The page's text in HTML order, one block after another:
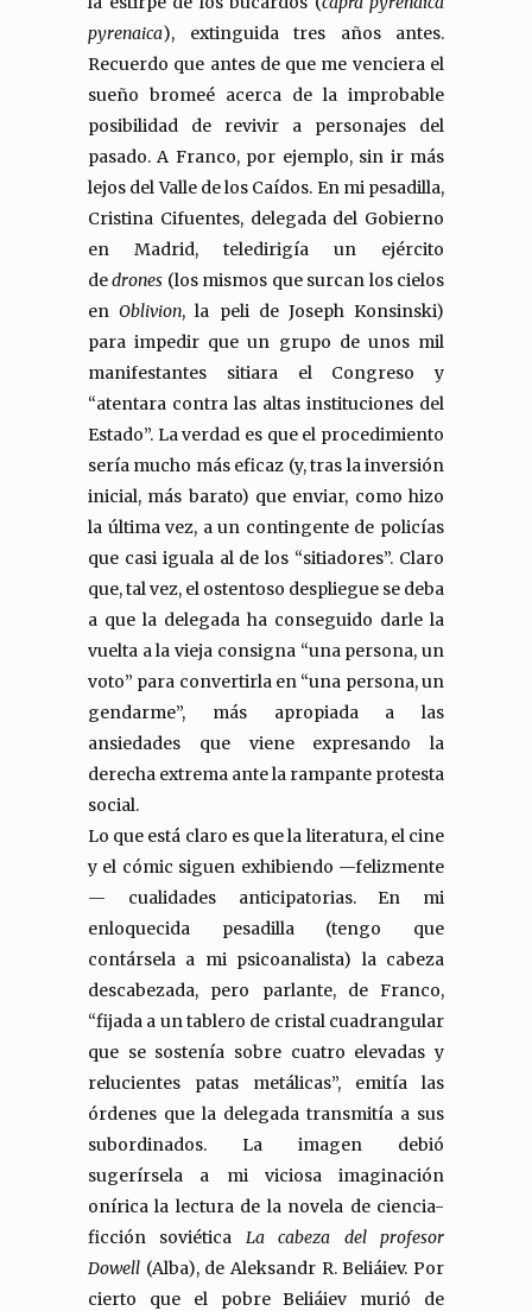
pyrenaica), extinguida tres años antes.
Recuerdo que antes de que me venciera el
sueño bromeé acerca de la improbable
posibilidad de revivir a personajes del
pasado. A Franco, por ejemplo, sin ir más
lejos del Valle de los Caídos. En mi pesadilla,
Cristina Cifuentes, delegada del Gobierno
en Madrid, teledirigía un ejército
dedrones (los mismos que surcan los cielos
enOblivion, la peli de Joseph Konsinski)
para impedir que un grupo de unos mil
manifestantes sitiara el Congreso y
“atentara contra las altas instituciones del
Estado”. La verdad es que el procedimiento
sería mucho más eficaz (y, tras la inversión
inicial, más barato) que enviar, como hizo
la última vez, a un contingente de policías
que casi iguala al de los “sitiadores”. Claro
que, tal vez, el ostentoso despliegue se deba
a que la delegada ha conseguido darle la
vuelta a la vieja consigna “una persona, un
voto” para convertirla en “una persona, un
gendarme”, más apropiada a las
ansiedades que viene expresando la
derecha extrema ante la rampante protesta
social.
Lo que está claro es que la literatura, el cine
y el cómic siguen exhibiendo —felizmente
— cualidades anticipatorias. En mi
enloquecida pesadilla (tengo que
contársela a mi psicoanalista) la cabeza
descabezada, pero parlante, de Franco,
“fijada a un tablero de cristal cuadrangular
que se sostenía sobre cuatro elevadas y
relucientes patas metálicas”, emitía las
órdenes que la delegada transmitía a sus
subordinados. La imagen debió
sugerírsela a mi viciosa imaginación
onírica la lectura de la novela de ciencia-
ficción soviética La cabeza del profesor
Dowell (Alba), de Aleksandr R. Beliáiev. Por
cierto que el pobre Beliáiev murió de